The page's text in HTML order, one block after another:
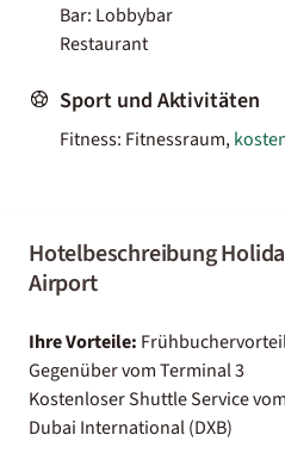
Bar: Lobbybar
Restaurant
Sport und Aktivitäten
Fitness: Fitnessraum,
Hotelbeschreibung
Airport
Ihre Vorteile:
Gegenüber vom Terminal 3
Kostenloser Shuttle Service
Dubai International (DXB)